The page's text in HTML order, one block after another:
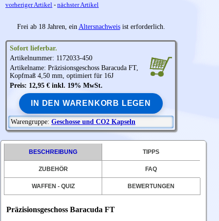
vorheriger Artikel - nächster Artikel
Frei ab 18 Jahren, ein Altersnachweisist erforderlich.
Sofort lieferbar.
Artikelnummer: 1172033-450
Artikelname: Präzisionsgeschoss Baracuda FT,
Kopfmaß 4,50 mm, optimiert für 16J
Preis: 12,95 € inkl. 19% MwSt.
IN DEN WARENKORB LEGEN
Warengruppe: Geschosse und CO2 Kapseln
BESCHREIBUNG TIPPS
ZUBEHÖR FAQ
WAFFEN - QUIZ BEWERTUNGEN
Präzisionsgeschoss Baracuda FT